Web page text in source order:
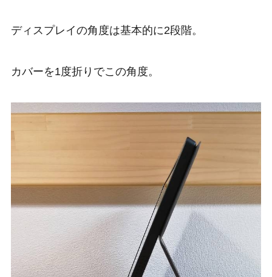
ディスプレイの角度は基本的に2段階。
カバーを1度折りでこの角度。